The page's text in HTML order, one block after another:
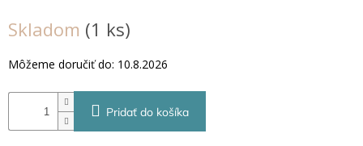
cena:
Skladom (1 ks)
Môžeme doručiť do: 10.8.2026
Pridať do košíka